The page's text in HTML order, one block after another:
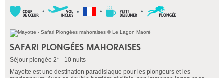
SAFARI PLONGÉES MAHORAISES
Séjour plongée 2* - 10 nuits
Mayotte est une destination paradisiaque pour les plongeurs et les